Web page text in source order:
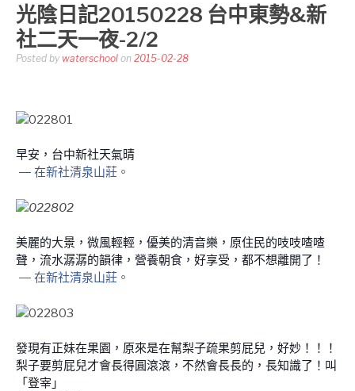
光陰日記20150228 台中東勢&新
社二天一夜-2/2
Posted by waterschool on 2015-02-28
早安，台中新社天氣晴
— 在新社清泉山莊 。
美麗的大景，微風輕輕，優美的清音樂，原住民的吱吱喳喳
聲，流水潺潺的韻律，營養朝食，好享受，都不想離開了！
— 在新社清泉山莊 。
發現有正妹在果園，原來是在幫梨子疏果剪屁兒，好妙！！！
梨子要剪屁兒才會長得圓滾滾，不然會長長的，長知識了！叫
「登宰」